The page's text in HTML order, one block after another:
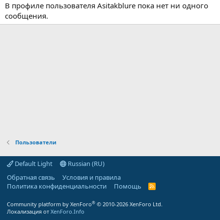
В профиле пользователя Asitakblure пока нет ни одного
сообщения.
Пользователи
Default Light
Russian (RU)
Обратная связь
Условия и правила
Политика конфиденциальности
Помощь
R
Community platform by XenForo® © 2010-2026 XenForo Ltd.
Локализация от XenForo.Info